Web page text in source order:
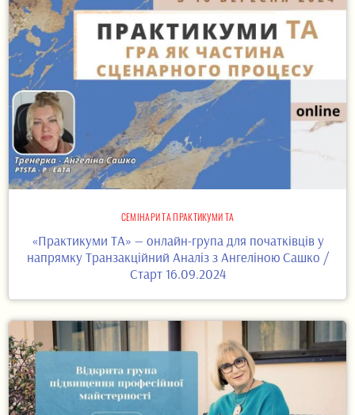
СЕМІНАРИ ТА ПРАКТИКУМИ ТА
«Практикуми ТА» — онлайн-група для початківців у
напрямку Транзакційний Аналіз з Ангеліною Сашко /
Старт 16.09.2024